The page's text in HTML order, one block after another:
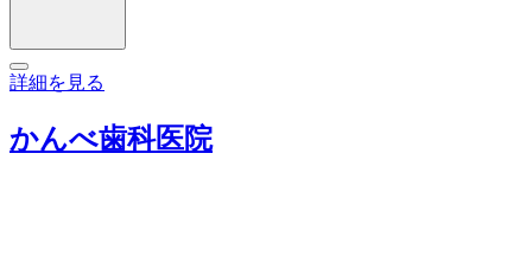
詳細を見る
かんべ歯科医院